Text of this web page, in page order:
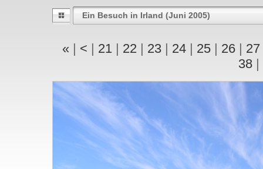
Ein Besuch in Irland (Juni 2005)
« | < | 21 | 22 | 23 | 24 | 25 | 26 | 27
38 |